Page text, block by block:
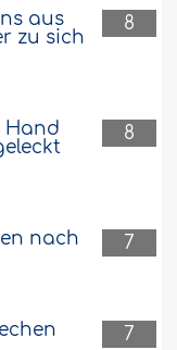
8
aus
zu sich
8
Hand
7
nach
7